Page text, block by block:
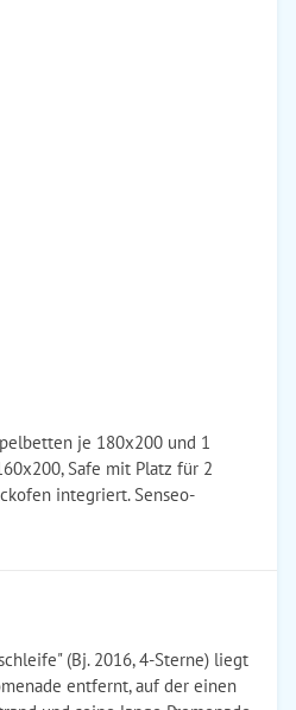
je 180x200 und 1
Safe mit Platz für 2
integriert. Senseo-
(Bj. 2016, 4-Sterne) liegt
entfernt, auf der einen